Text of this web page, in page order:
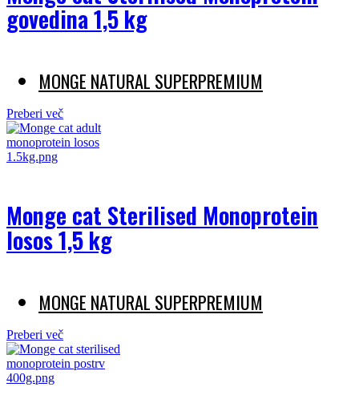
govedina 1,5 kg
MONGE NATURAL SUPERPREMIUM
Preberi več
Monge cat Sterilised Monoprotein
losos 1,5 kg
MONGE NATURAL SUPERPREMIUM
Preberi več